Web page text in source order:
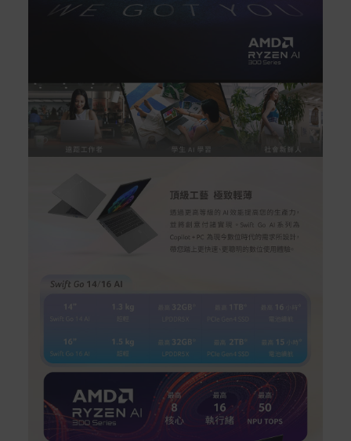
如有相關保固問題以及售後服務問題，您可以透過專線或
本網站提供以下付款方式：
信用卡一次付清：支援Visa、Master Card及JCB卡
信用卡分期付款：限指定商品使用，滿1千享3期0利
銀行帳戶轉帳：使用一次性虛擬帳戶
LINEPAY(含iPASS MONEY)
Apple Pay：須使用行動裝置